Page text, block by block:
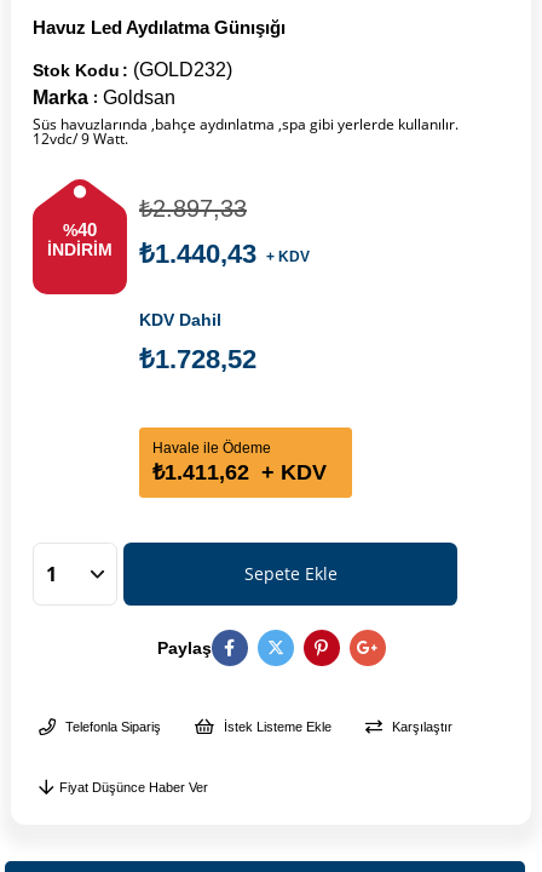
Havuz Led Aydılatma Günışığı
(GOLD232)
Stok Kodu
Marka : Goldsan
Süs havuzlarında ,bahçe aydınlatma ,spa gibi yerlerde kullanılır.
12vdc/ 9 Watt.
%40
İNDIRIM
₺2.897,33
₺1.440,43 + KDV
KDV Dahil
₺1.728,52
Havale ile Ödeme
₺1.411,62 + KDV
Paylaş
Telefonla Sipariş İstek Listeme Ekle Karşılaştır
Fiyat Düşünce Haber Ver